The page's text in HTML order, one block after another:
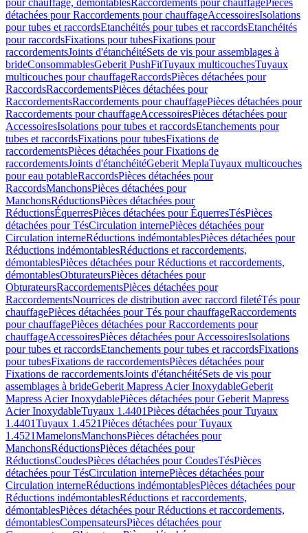
pour chauffage, démontablesRaccordements pour chauffagePièces
détachées pour Raccordements pour chauffageAccessoiresIsolations
pour tubes et raccordsEtanchéités pour tubes et raccordsEtanchéités
pour raccordsFixations pour tubesFixations pour
raccordementsJoints d'étanchéitéSets de vis pour assemblages à
brideConsommablesGeberit PushFitTuyaux multicouchesTuyaux
multicouches pour chauffageRaccordsPièces détachées pour
RaccordsRaccordementsPièces détachées pour
RaccordementsRaccordements pour chauffagePièces détachées pour
Raccordements pour chauffageAccessoiresPièces détachées pour
AccessoiresIsolations pour tubes et raccordsEtanchements pour
tubes et raccordsFixations pour tubesFixations de
raccordementsPièces détachées pour Fixations de
raccordementsJoints d'étanchéitéGeberit MeplaTuyaux multicouches
pour eau potableRaccordsPièces détachées pour
RaccordsManchonsPièces détachées pour
ManchonsRéductionsPièces détachées pour
RéductionsÉquerresPièces détachées pour ÉquerresTésPièces
détachées pour TésCirculation internePièces détachées pour
Circulation interneRéductions indémontablesPièces détachées pour
Réductions indémontablesRéductions et raccordements,
démontablesPièces détachées pour Réductions et raccordements,
démontablesObturateursPièces détachées pour
ObturateursRaccordementsPièces détachées pour
RaccordementsNourrices de distribution avec raccord filetéTés pour
chauffagePièces détachées pour Tés pour chauffageRaccordements
pour chauffagePièces détachées pour Raccordements pour
chauffageAccessoiresPièces détachées pour AccessoiresIsolations
pour tubes et raccordsEtanchements pour tubes et raccordsFixations
pour tubesFixations de raccordementsPièces détachées pour
Fixations de raccordementsJoints d'étanchéitéSets de vis pour
assemblages à brideGeberit Mapress Acier InoxydableGeberit
Mapress Acier InoxydablePièces détachées pour Geberit Mapress
Acier InoxydableTuyaux 1.4401Pièces détachées pour Tuyaux
1.4401Tuyaux 1.4521Pièces détachées pour Tuyaux
1.4521MamelonsManchonsPièces détachées pour
ManchonsRéductionsPièces détachées pour
RéductionsCoudesPièces détachées pour CoudesTésPièces
détachées pour TésCirculation internePièces détachées pour
Circulation interneRéductions indémontablesPièces détachées pour
Réductions indémontablesRéductions et raccordements,
démontablesPièces détachées pour Réductions et raccordements,
démontablesCompensateursPièces détachées pour